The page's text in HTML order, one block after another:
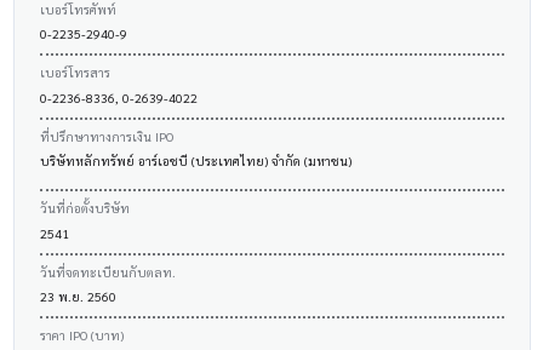
เบอร์โทรศัพท์
0-2235-2940-9
เบอร์โทรสาร
0-2236-8336, 0-2639-4022
ที่ปรึกษาทางการเงิน IPO
บริษัทหลักทรัพย์ อาร์เอชบี (ประเทศไทย) จำกัด (มหาชน)
วันที่ก่อตั้งบริษัท
2541
วันที่จดทะเบียนกับตลท.
23 พ.ย. 2560
ราคา IPO (บาท)